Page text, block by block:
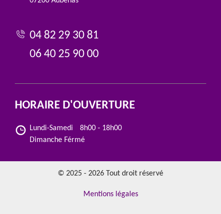
04 82 29 30 81
06 40 25 90 00
HORAIRE D'OUVERTURE
Lundi-Samedi
8h00 - 18h00
Dimanche Férmé
© 2025 - 2026 Tout droit réservé
Mentions légales